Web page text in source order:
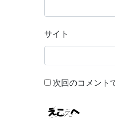
サイト
次回のコメント